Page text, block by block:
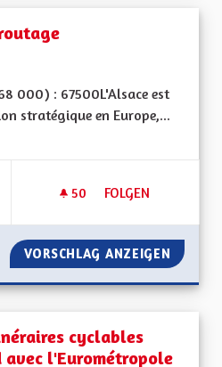
000) : 67500L'Alsace est
stratégique en Europe,...
50 50 FOLLOWER
FOLGEN
DÉVELOPPER LE
VORSCHLAG ANZEIGEN
cyclables
avec l'Eurométropole